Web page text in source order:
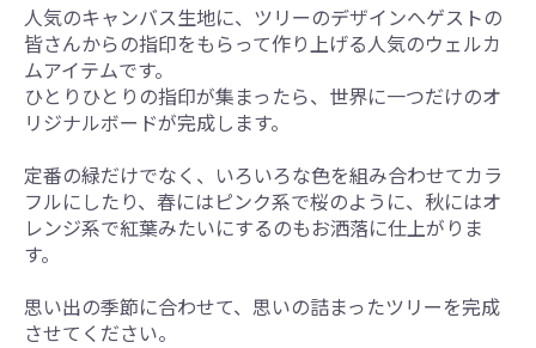
人気のキャンバス生地に、ツリーのデザインへゲストの
皆さんからの指印をもらって作り上げる人気のウェルカ
ムアイテムです。
ひとりひとりの指印が集まったら、世界に一つだけのオ
リジナルボードが完成します。
定番の緑だけでなく、いろいろな色を組み合わせてカラ
フルにしたり、春にはピンク系で桜のように、秋にはオ
レンジ系で紅葉みたいにするのもお洒落に仕上がりま
す。
思い出の季節に合わせて、思いの詰まったツリーを完成
させてください。